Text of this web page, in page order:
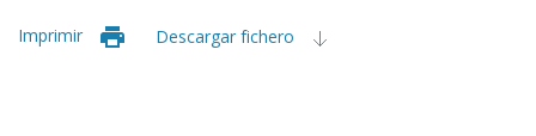
Imprimir Descargar fichero